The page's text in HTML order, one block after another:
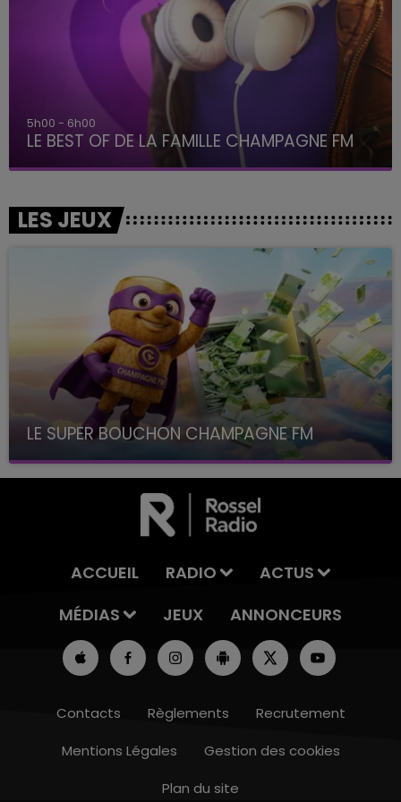
6h00 - 10h00
La Famille
LES JEUX
LE SUPER BOUCHON CHAMPAGNE FM
avec La Famille Champagne FM, à 8H10
ACCUEIL RADIO
ACTUS
MÉDIAS
JEUX ANNONCEURS
Contacts Règlements
Recrutement
Mentions Légales
Gestion des cookies
Plan du site